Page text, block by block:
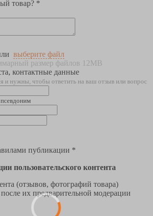
товар? *
выберите файл
размер файлов 12MB
контактные данные
и нужны, чтобы ответить на ваш отзыв или вопрос
публикации *
пользовательского контента
(отзывов, фотографий товара)
их предварительной модерации